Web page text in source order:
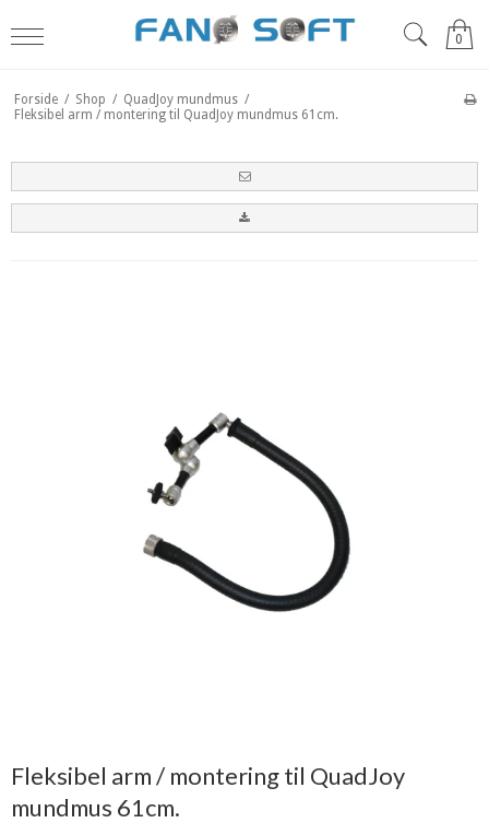
0
Forside / Shop / QuadJoy mundmus /
Fleksibel arm / montering til QuadJoy mundmus 61cm.
Fleksibel arm / montering til QuadJoy
mundmus 61cm.